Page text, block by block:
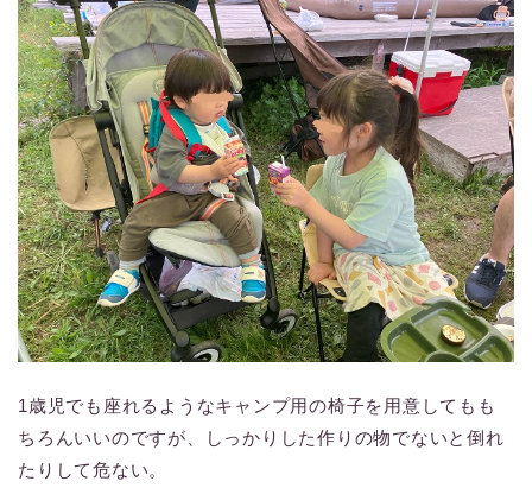
1歳児でも座れるようなキャンプ用の椅子を用意してもも
ちろんいいのですが、しっかりした作りの物でないと倒れ
たりして危ない。